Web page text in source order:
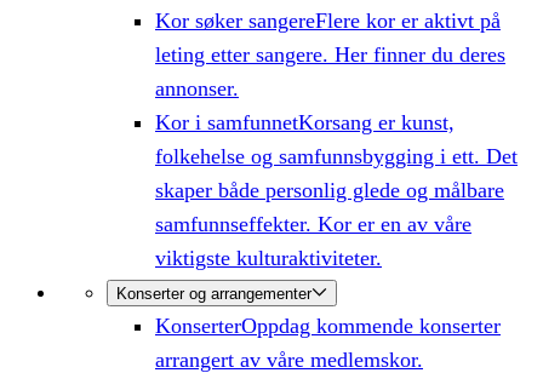
Kor søker sangereFlere kor er aktivt på
leting etter sangere. Her finner du deres
annonser.
Kor i samfunnetKorsang er kunst,
folkehelse og samfunnsbygging i ett. Det
skaper både personlig glede og målbare
samfunnseffekter. Kor er en av våre
viktigste kulturaktiviteter.
Konserter og arrangementer
KonserterOppdag kommende konserter
arrangert av våre medlemskor.